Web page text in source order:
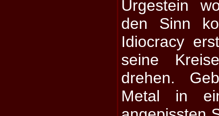
Urgestein
den Sinn
Idiocracy
seine
drehen.
Metal in